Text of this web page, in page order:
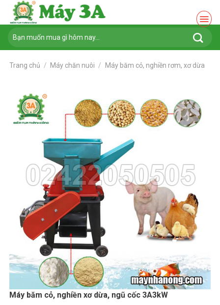
Chuyển
nội
dung
Tìm
kiếm:
Trang chủ / Máy chăn nuôi / Máy băm cỏ, nghiền rơm, xơ dừa
Máy băm cỏ, nghiền xơ dừa, ngũ cốc 3A3kW